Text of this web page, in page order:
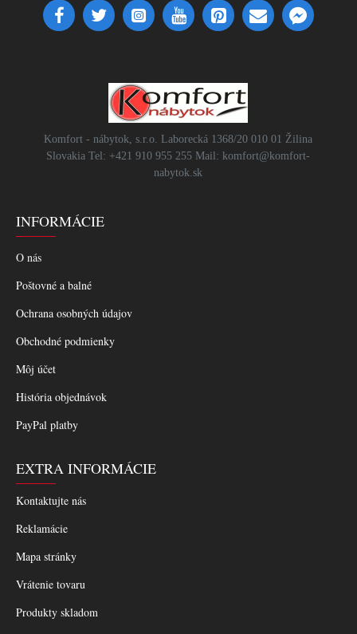
Komfort - nábytok, s.r.o. Laborecká 1368/20 010 01 Žilina
Slovakia Tel: +421 910 955 255 Mail: komfort@komfort-
nabytok.sk
INFORMÁCIE
O nás
Poštovné a balné
Ochrana osobných údajov
Obchodné podmienky
Môj účet
História objednávok
PayPal platby
EXTRA INFORMÁCIE
Kontaktujte nás
Reklamácie
Mapa stránky
Vrátenie tovaru
Produkty skladom